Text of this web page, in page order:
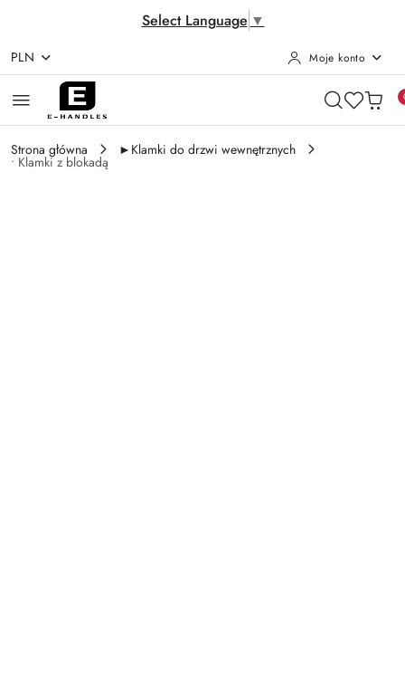
Select Language ▼
Przejdź do treści głównej
Przejdź do wyszukiwarki
Przejdź do moje konto
Przejdź do menu głównego
Przejdź do opisu produktu
Przejdź do stopki
PLN Moje konto
Strona główna ►Klamki do drzwi wewnętrznych
• Klamki z blokadą